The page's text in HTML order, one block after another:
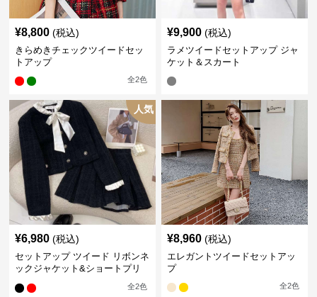
¥8,800 (税込)
きらめきチェックツイードセッ
トアップ
全2色
¥9,900 (税込)
ラメツイードセットアップ ジャ
ケット＆スカート
人気
¥6,980 (税込)
セットアップ ツイード リボンネ
ックジャケット&ショートプリ
全2色
¥8,960 (税込)
エレガントツイードセットアッ
プ
全2色